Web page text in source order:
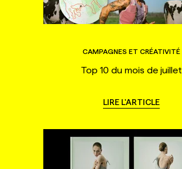
CAMPAGNES ET CRÉATIVITÉ
Top 10 du mois de juillet
LIRE L'ARTICLE